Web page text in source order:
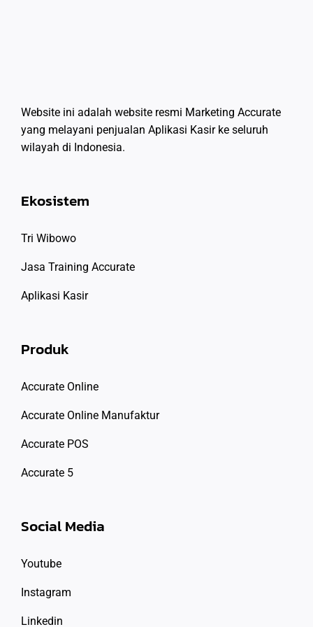
Website ini adalah website resmi Marketing Accurate
yang melayani penjualan Aplikasi Kasir ke seluruh
wilayah di Indonesia.
Ekosistem
Tri Wibowo
Jasa Training Accurate
Aplikasi Kasir
Produk
Accurate Online
Accurate Online Manufaktur
Accurate POS
Accurate 5
Social Media
Youtube
Instagram
Linkedin